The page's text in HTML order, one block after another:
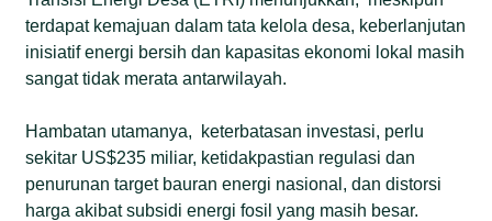
terdapat kemajuan dalam tata kelola desa, keberlanjutan
inisiatif energi bersih dan kapasitas ekonomi lokal masih
sangat tidak merata antarwilayah.
Hambatan utamanya, keterbatasan investasi, perlu
sekitar US$235 miliar, ketidakpastian regulasi dan
penurunan target bauran energi nasional, dan distorsi
harga akibat subsidi energi fosil yang masih besar.